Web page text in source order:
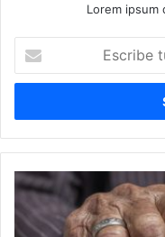
Lorem ipsum
correo